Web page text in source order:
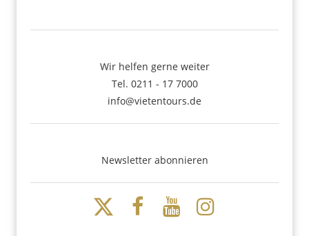
Wir helfen gerne weiter
Tel. 0211 - 17 7000
info@vietentours.de
Newsletter abonnieren